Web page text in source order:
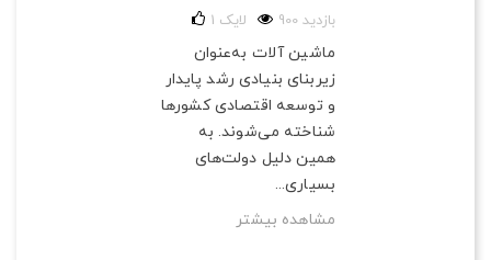
900 بازدید 1 لایک
ماشین آلات به‌عنوان
زیربنای بنیادی رشد پایدار
و توسعه اقتصادی کشورها
شناخته می‌شوند. به
همین دلیل دولت‌های
بسیاری...
مشاهده بیشتر